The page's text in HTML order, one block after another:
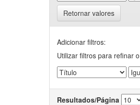
Retornar valores
Adicionar filtros:
Utilizar filtros para refinar
Resultados/Página